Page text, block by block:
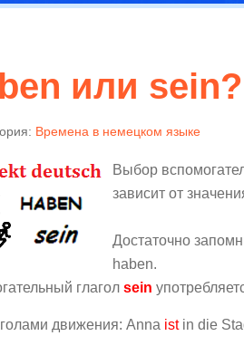
или sein?
Времена в немецком языке
Выбор
зависит от
Достаточно
haben.
глагол sein
движения: Anna istin die